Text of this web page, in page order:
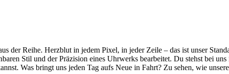
der Reihe. Herzblut in jedem Pixel, in jeder Zeile – das ist unser
Stil und der Präzision eines Uhrwerks bearbeitet. Du stehst bei
Was bringt uns jeden Tag aufs Neue in Fahrt? Zu sehen, wie